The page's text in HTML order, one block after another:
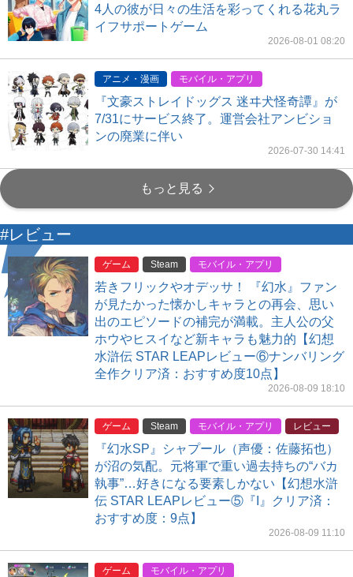
4人の彼が日々の生活を彩ってくれる花丸ラ
イフサポートゲーム
2026-08-01 08:20
アニメ・漫画 モバイル・アプリ
『文豪ストレイドッグス 迷ヰ犬怪奇譚』が
7/31にサービス終了。運営会社アンビショ
ンの廃業に伴い
2026-07-30 14:41
もっと見る
#レビュー
ゲーム Steam モバイル・アプリ
若きフリックやオデッサ！ 『幻水』ファン
が見たかった懐かしキャラとの再会、思い
出のエピソードの補完が満載。主人公の父
ホウやヒスイなど新キャラも魅力的【幻想
水滸伝 STAR LEAPレビュー⑥ナンバリング
全作クリア済：おすすめ度10点】
2026-08-09 18:10
ゲーム Steam モバイル・アプリ レビュー
『幻水SP』シャプール（声優：佐藤拓也）
が沼の気配。元将軍で重い過去持ちの“バカ
執事”…好きになる要素しかない【幻想水滸
伝 STAR LEAPレビュー⑤『I』クリア済：
おすすめ度：9点】
2026-08-09 11:10
ゲーム モバイル・アプリ